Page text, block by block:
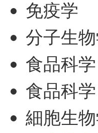
免疫学
分子生
食品科学
食品科学
細胞生